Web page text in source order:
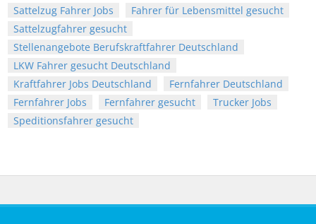
Sattelzug Fahrer Jobs
Fahrer für Lebensmittel gesucht
Sattelzugfahrer gesucht
Stellenangebote Berufskraftfahrer Deutschland
LKW Fahrer gesucht Deutschland
Kraftfahrer Jobs Deutschland
Fernfahrer Deutschland
Fernfahrer Jobs
Fernfahrer gesucht
Trucker Jobs
Speditionsfahrer gesucht